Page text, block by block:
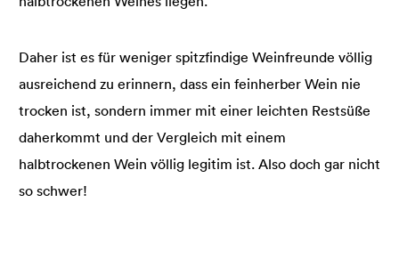
Daher ist es für weniger spitzfindige Weinfreunde völlig
ausreichend zu erinnern, dass ein feinherber Wein nie
trocken ist, sondern immer mit einer leichten Restsüße
daherkommt und der Vergleich mit einem
halbtrockenen Wein völlig legitim ist. Also doch gar nicht
so schwer!